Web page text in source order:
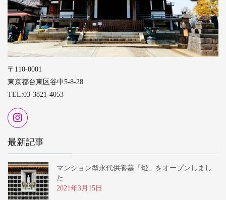
〒110-0001
東京都台東区谷中5-8-28
TEL:03-3821-4053
最新記事
マンション型永代供養墓「燈」をオープンしまし
た
2021年3月15日